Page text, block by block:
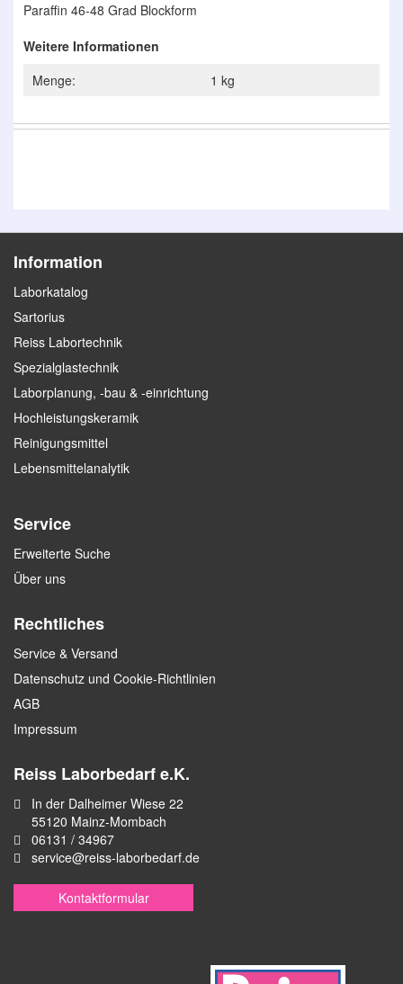
Anfang
Bildergalerie
springen
Paraffin 46-48 Grad Blockform
Weitere Informationen
Menge:
1 kg
Information
Laborkatalog
Sartorius
Reiss Labortechnik
Spezialglastechnik
Laborplanung, -bau & -einrichtung
Hochleistungskeramik
Reinigungsmittel
Lebensmittelanalytik
Service
Erweiterte Suche
Über uns
Rechtliches
Service & Versand
Datenschutz und Cookie-Richtlinien
AGB
Impressum
Reiss Laborbedarf e.K.
In der Dalheimer Wiese 22
55120 Mainz-Mombach
06131 / 34967
service@reiss-laborbedarf.de
Kontaktformular